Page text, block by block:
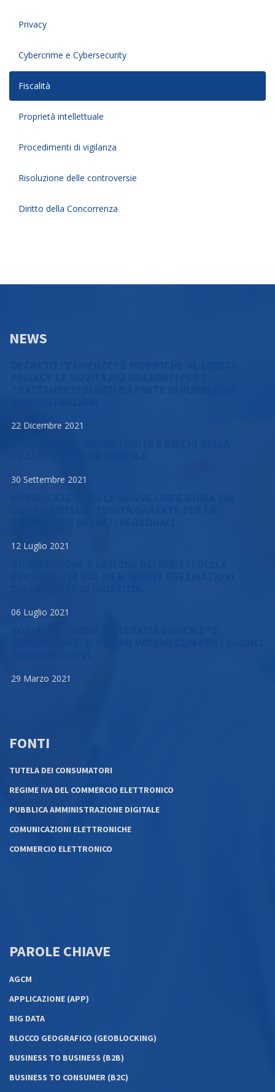
Privacy
Cybercrime e Cybersecurity
Fiscalità
Proprietà intellettuale
Procedimenti di vigilanza
Risoluzione delle controversie
Diritto della Concorrenza
NEWS
22 Dicembre 2021
30 Settembre 2021
12 Luglio 2021
06 Luglio 2021
29 Marzo 2021
FONTI
TUTELA DEI CONSUMATORI
REGIME IVA DEL COMMERCIO ELETTRONICO
PUBBLICA AMMINISTRAZIONE DIGITALE
COMUNICAZIONI ELETTRONICHE
COMMERCIO ELETTRONICO
PAROLE CHIAVE
AGCM
APPLICAZIONE (APP)
BIG DATA
BLOCCO GEOGRAFICO (GEOBLOCKING)
BUSINESS TO BUSINESS (B2B)
BUSINESS TO CONSUMER (B2C)